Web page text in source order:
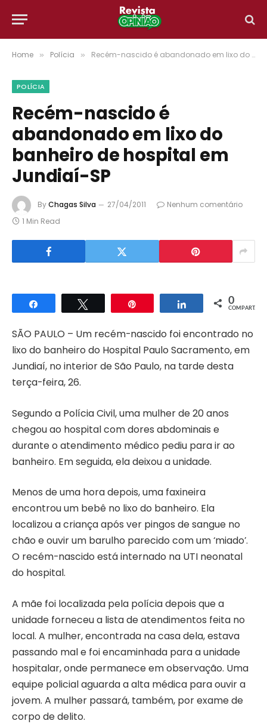
Home » Polícia » Recém-nascido é abandonado em lixo do banheiro de hospital em Jundiaí-SP
POLÍCIA
Recém-nascido é
abandonado em lixo do
banheiro de hospital em
Jundiaí-SP
ByChagas Silva 27/04/2011
Nenhum comentário
1 Min Read
Compartilhar Compartilhar
0
COMPART.
SÃO PAULO – Um recém-nascido foi encontrado no
lixo do banheiro do Hospital Paulo Sacramento, em
Jundiaí, no interior de São Paulo, na tarde desta
terça-feira, 26.
Segundo a Polícia Civil, uma mulher de 20 anos
chegou ao hospital com dores abdominais e
durante o atendimento médico pediu para ir ao
banheiro. Em seguida, ela deixou a unidade.
Menos de uma hora depois, uma faxineira
encontrou um bebê no lixo do banheiro. Ela
localizou a criança após ver pingos de sangue no
chão e ouvir um barulho parecido com um ‘miado’.
O recém-nascido está internado na UTI neonatal
do hospital.
A mãe foi localizada pela polícia depois que a
unidade forneceu a lista de atendimentos feita no
local. A mulher, encontrada na casa dela, estava
passando mal e foi encaminhada para a unidade
hospitalar, onde permanece em observação. Uma
equipe policial aguarda a alta médica para ouvir a
jovem. A mulher passará, também, por exame de
corpo de delito.